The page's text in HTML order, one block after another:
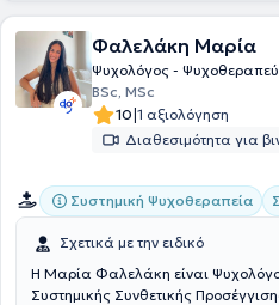
Φαλελάκη Μαρία
Ψυχολόγος -
BSc, MSc
10|1 αξιολόγηση
Διαθεσιμότητα για
Συστημική Ψυχοθεραπεία
Σχετικά με την ειδικό
Η Μαρία Φαλελάκη είναι
Συστημικής Συνθετικής